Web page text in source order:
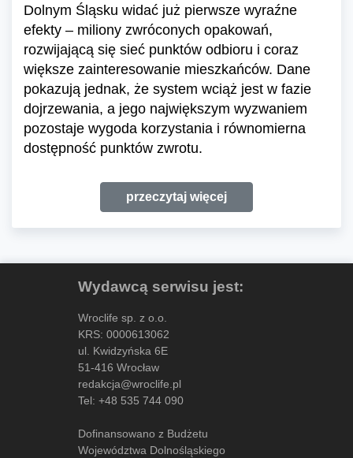
Dolnym Śląsku widać już pierwsze wyraźne
efekty – miliony zwróconych opakowań,
rozwijającą się sieć punktów odbioru i coraz
większe zainteresowanie mieszkańców. Dane
pokazują jednak, że system wciąż jest w fazie
dojrzewania, a jego największym wyzwaniem
pozostaje wygoda korzystania i równomierna
dostępność punktów zwrotu.
przeczytaj więcej
Wydawcą serwisu jest:
Wroclife sp. z o.o.
KRS: 0000613062
ul. Kwidzyńska 6E
51-416 Wrocław
redakcja@wroclife.pl
Tel: +48 535 744 090
Dofinansowano z Budżetu
Województwa Dolnośląskiego